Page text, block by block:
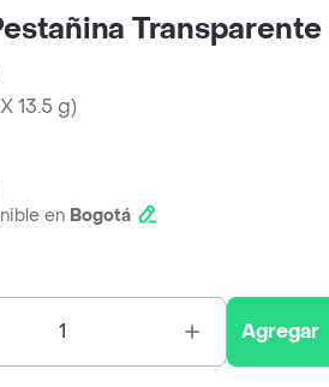
Transparente
13.5 g)
en Bogotá
1 Agregar